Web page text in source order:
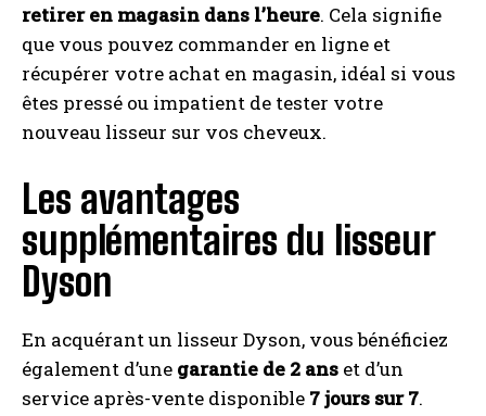
retirer en magasin dans l’heure. Cela signifie
que vous pouvez commander en ligne et
récupérer votre achat en magasin, idéal si vous
êtes pressé ou impatient de tester votre
nouveau lisseur sur vos cheveux.
Les avantages
supplémentaires du lisseur
Dyson
En acquérant un lisseur Dyson, vous bénéficiez
également d’une garantie de 2 ans et d’un
service après-vente disponible 7 jours sur 7.